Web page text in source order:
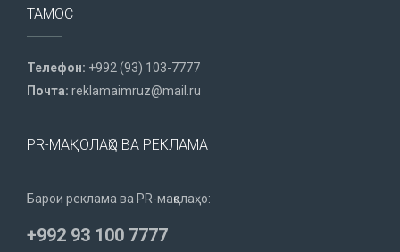
ТАМОС
Телефон: +992 (93) 103-7777
Почта: reklamaimruz@mail.ru
PR-МАҚОЛАҲО ВА РЕКЛАМА
Барои реклама ва PR-мақолаҳо:
+992 93 100 7777